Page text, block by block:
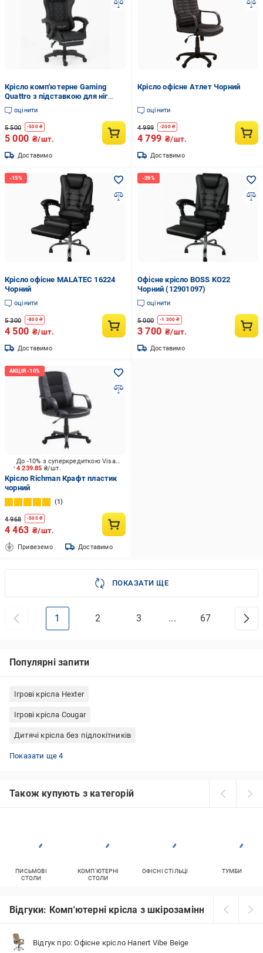
Крісло комп'ютерне Gaming
Quattro з підставкою для ніг
Чорний (2987)
оцінити
5 500 -500₴
5 000 ₴/шт.
Доставимо
Крісло офісне Атлет Чорний
оцінити
4 999 -200₴
4 799 ₴/шт.
Доставимо
Крісло офісне MALATEC 16224
Чорний
оцінити
5 300 -800₴
4 500 ₴/шт.
Доставимо
Офісне крісло BOSS KO22
Чорний (12901097)
оцінити
5 000 -1 300 ₴
3 700 ₴/шт.
Доставимо
4 239.85 ₴/шт.
До -10% з суперкредиткою Visa Вигода
Крісло Richman Крафт пластик
чорний
1
4 968 -505₴
4 463 ₴/шт.
Привеземо Доставимо
ПОКАЗАТИ ЩЕ
1 2 3 ... 67
Популярні запити
Ігрові крісла Hexter
Ігрові крісла Cougar
Дитячі крісла без підлокітників
Ігрові крісла Barsky
Ігрові крісла Special4You
Дитячі крісла з підлокітниками
Ігрові крісла GT Racer
Показати ще 4
Також купують з категорій
ПИСЬМОВІ
СТОЛИ
КОМП'ЮТЕРНІ
СТОЛИ
ОФІСНІ СТІЛЬЦІ ТУМБИ
Відгуки: Комп'ютерні крісла з шкірозамінника
Відгук про: Офісне крісло Hanert Vibe Beige